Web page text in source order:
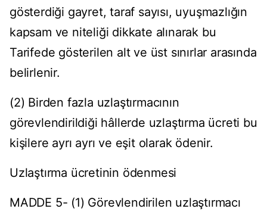
gösterdiği gayret, taraf sayısı, uyuşmazlığın
kapsam ve niteliği dikkate alınarak bu
Tarifede gösterilen alt ve üst sınırlar arasında
belirlenir.
(2) Birden fazla uzlaştırmacının
görevlendirildiği hâllerde uzlaştırma ücreti bu
kişilere ayrı ayrı ve eşit olarak ödenir.
Uzlaştırma ücretinin ödenmesi
MADDE 5- (1) Görevlendirilen uzlaştırmacı